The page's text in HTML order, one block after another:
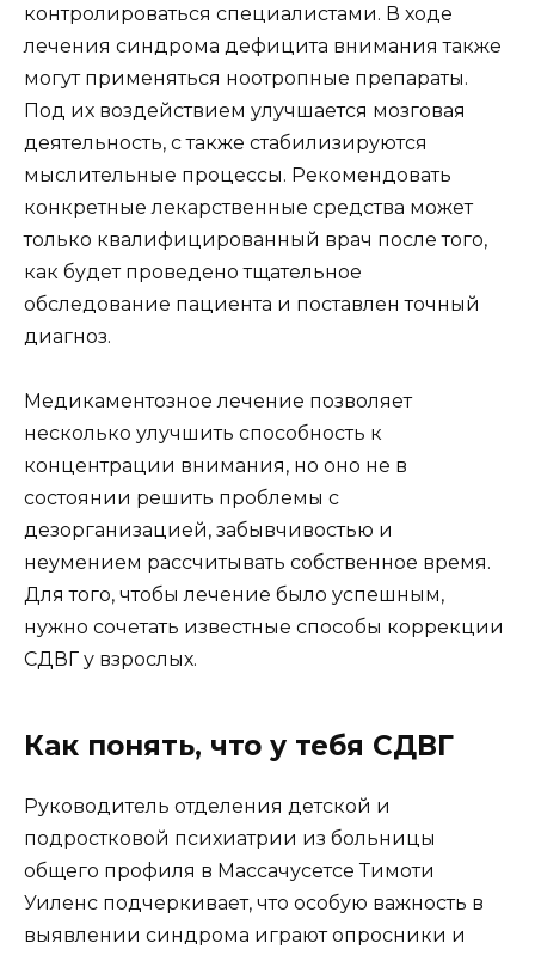
контролироваться специалистами. В ходе
лечения синдрома дефицита внимания также
могут применяться ноотропные препараты.
Под их воздействием улучшается мозговая
деятельность, с также стабилизируются
мыслительные процессы. Рекомендовать
конкретные лекарственные средства может
только квалифицированный врач после того,
как будет проведено тщательное
обследование пациента и поставлен точный
диагноз.
Медикаментозное лечение позволяет
несколько улучшить способность к
концентрации внимания, но оно не в
состоянии решить проблемы с
дезорганизацией, забывчивостью и
неумением рассчитывать собственное время.
Для того, чтобы лечение было успешным,
нужно сочетать известные способы коррекции
СДВГ у взрослых.
Как понять, что у тебя СДВГ
Руководитель отделения детской и
подростковой психиатрии из больницы
общего профиля в Массачусетсе Тимоти
Уиленс подчеркивает, что особую важность в
выявлении синдрома играют опросники и